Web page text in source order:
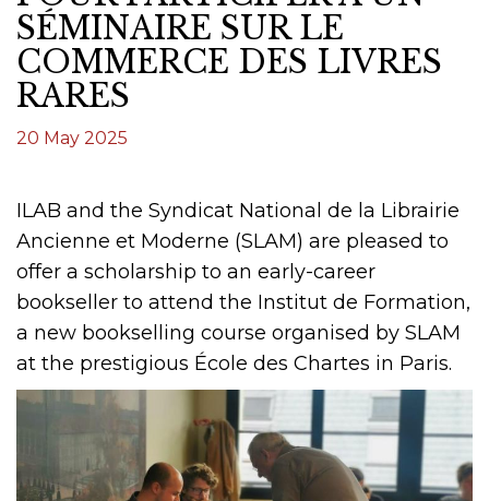
SÉMINAIRE SUR LE
COMMERCE DES LIVRES
RARES
20 May 2025
ILAB and the Syndicat National de la Librairie
Ancienne et Moderne (SLAM) are pleased to
offer a scholarship to an early-career
bookseller to attend the Institut de Formation,
a new bookselling course organised by SLAM
at the prestigious École des Chartes in Paris.